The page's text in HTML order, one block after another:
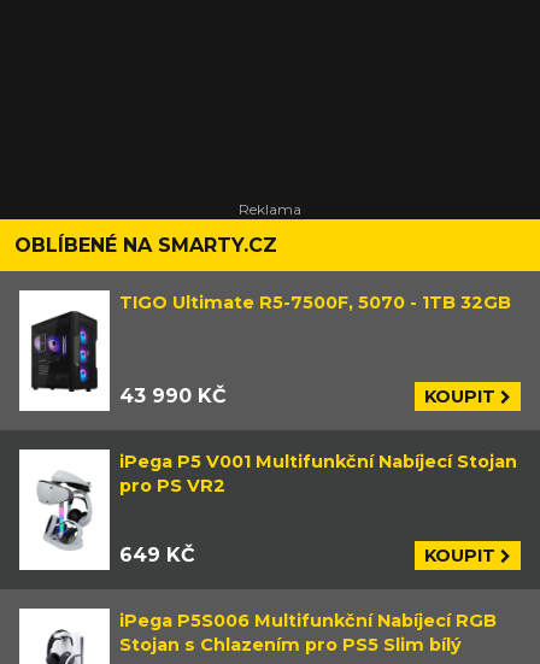
OBLÍBENÉ NA SMARTY.CZ
TIGO Ultimate R5-7500F, 5070 - 1TB 32GB
43 990 KČ KOUPIT
iPega P5 V001 Multifunkční Nabíjecí Stojan
pro PS VR2
649 KČ KOUPIT
iPega P5S006 Multifunkční Nabíjecí RGB
Stojan s Chlazením pro PS5 Slim bílý